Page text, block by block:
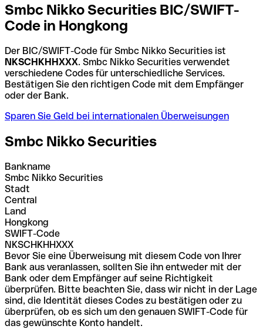
Smbc Nikko Securities BIC/SWIFT-
Code in Hongkong
Der BIC/SWIFT-Code für Smbc Nikko Securities ist
NKSCHKHHXXX. Smbc Nikko Securities verwendet
verschiedene Codes für unterschiedliche Services.
Bestätigen Sie den richtigen Code mit dem Empfänger
oder der Bank.
Sparen Sie Geld bei internationalen Überweisungen
Smbc Nikko Securities
Bankname
Smbc Nikko Securities
Stadt
Central
Land
Hongkong
SWIFT-Code
NKSCHKHHXXX
Bevor Sie eine Überweisung mit diesem Code von Ihrer
Bank aus veranlassen, sollten Sie ihn entweder mit der
Bank oder dem Empfänger auf seine Richtigkeit
überprüfen. Bitte beachten Sie, dass wir nicht in der Lage
sind, die Identität dieses Codes zu bestätigen oder zu
überprüfen, ob es sich um den genauen SWIFT-Code für
das gewünschte Konto handelt.